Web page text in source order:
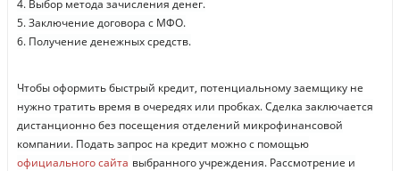
4. Выбор метода зачисления денег.
5. Заключение договора с МФО.
6. Получение денежных средств.
Чтобы оформить быстрый кредит, потенциальному заемщику не
нужно тратить время в очередях или пробках. Сделка заключается
дистанционно без посещения отделений микрофинансовой
компании. Подать запрос на кредит можно с помощью
официального сайта выбранного учреждения. Рассмотрение и